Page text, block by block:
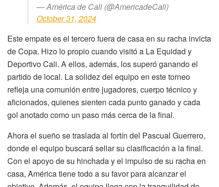
— América de Cali (@AmericadeCali)
October 31, 2024
Este empate es el tercero fuera de casa en su racha invicta
de Copa. Hizo lo propio cuando visitó a La Equidad y
Deportivo Cali. A ellos, además, los superó ganando el
partido de local. La solidez del equipo en este torneo
refleja una comunión entre jugadores, cuerpo técnico y
aficionados, quienes sienten cada punto ganado y cada
gol anotado como un paso más cerca de la final.
Ahora el sueño se traslada al fortín del Pascual Guerrero,
donde el equipo buscará sellar su clasificación a la final.
Con el apoyo de su hinchada y el impulso de su racha en
casa, América tiene todo a su favor para alcanzar el